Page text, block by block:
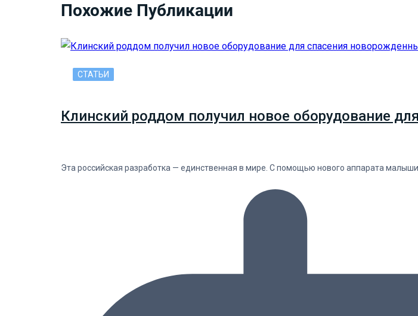
Похожие Публикации
СТАТЬИ
Клинский роддом получил новое оборудование
Эта российская разработка — единственная в мире. С помощью нового аппарата